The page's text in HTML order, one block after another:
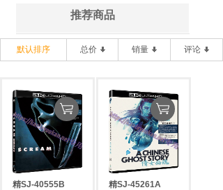
推荐商品
默认排序 总价 销量 评论
精SJ-40555B
精SJ-45261A